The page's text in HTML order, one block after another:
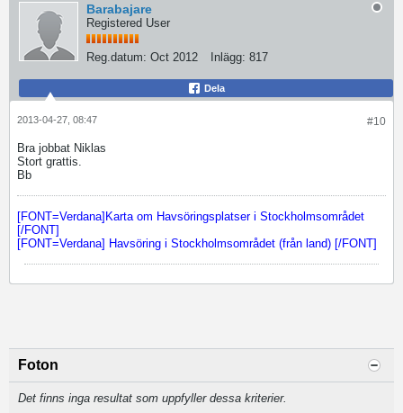
Barabajare
Registered User
Reg.datum: Oct 2012 Inlägg: 817
Dela
#10
2013-04-27, 08:47
Bra jobbat Niklas
Stort grattis.
Bb
[FONT=Verdana]Karta om Havsöringsplatser i Stockholmsområdet
[/FONT]
[FONT=Verdana] Havsöring i Stockholmsområdet (från land) [/FONT]
Foton
Det finns inga resultat som uppfyller dessa kriterier.